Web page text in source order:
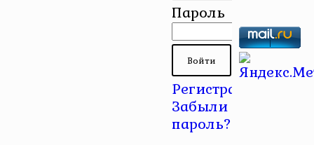
Пароль
Регистрация
Забыли
пароль?